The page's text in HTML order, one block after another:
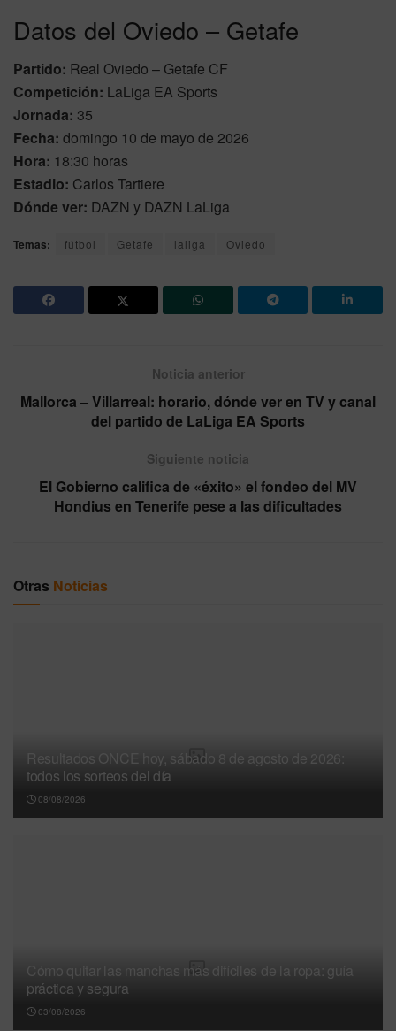
Datos del Oviedo – Getafe
Partido: Real Oviedo – Getafe CF
Competición: LaLiga EA Sports
Jornada: 35
Fecha: domingo 10 de mayo de 2026
Hora: 18:30 horas
Estadio: Carlos Tartiere
Dónde ver: DAZN y DAZN LaLiga
Temas: fútbol Getafe laliga Oviedo
Noticia anterior
Mallorca – Villarreal: horario, dónde ver en TV y canal
del partido de LaLiga EA Sports
Siguiente noticia
El Gobierno califica de «éxito» el fondeo del MV
Hondius en Tenerife pese a las dificultades
Otras Noticias
Resultados ONCE hoy, sábado 8 de agosto de 2026:
todos los sorteos del día
08/08/2026
Cómo quitar las manchas más difíciles de la ropa: guía
práctica y segura
03/08/2026